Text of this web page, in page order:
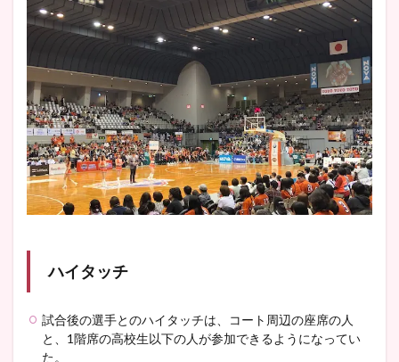
ハイタッチ
試合後の選手とのハイタッチは、コート周辺の座席の人
と、1階席の高校生以下の人が参加できるようになってい
た。